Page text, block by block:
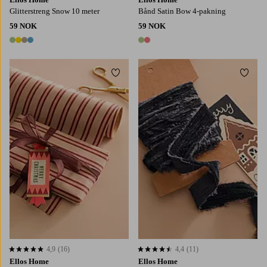
Glitterstreng Snow 10 meter
59 NOK
4 farger
Bånd Satin Bow 4-pakning
59 NOK
2 farger
Ellos Home
4,9 basert på 16 karaktergivninger
4,9 (16)
Legg til favoritter
Ellos Home
4,4 basert på 11 karaktergivninger
4,4 (11)